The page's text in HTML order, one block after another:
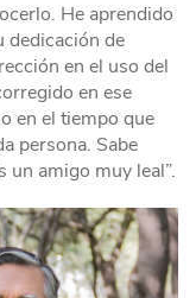
He aprendido
dedicación de
en el uso del
en ese
en el tiempo que
persona. Sabe
amigo muy leal”.